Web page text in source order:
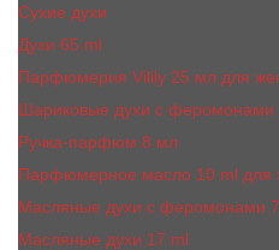
Сухие духи
Духи 65 ml
Парфюмерия Vilily 25 мл для
Шариковые духи с
Ручка-парфюм 8 мл
Парфюмерное масло 10 ml для
Масляные духи c феромонами
Масляные духи 17 ml